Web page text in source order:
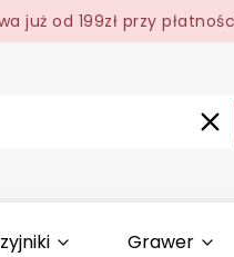
już od 199zł przy
Grawer